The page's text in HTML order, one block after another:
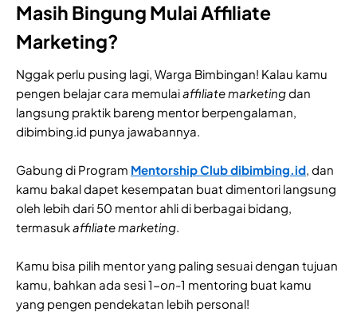
Masih Bingung Mulai Affiliate
Marketing?
Nggak perlu pusing lagi, Warga Bimbingan! Kalau kamu
pengen belajar cara memulaiaffiliate marketingdan
langsung praktik bareng mentor berpengalaman,
dibimbing.id punya jawabannya.
Gabung di Program Mentorship Club dibimbing.id, dan
kamu bakal dapet kesempatan buat dimentori langsung
oleh lebih dari 50 mentor ahli di berbagai bidang,
termasukaffiliate marketing.
Kamu bisa pilih mentor yang paling sesuai dengan tujuan
kamu, bahkan ada sesi 1-on-1 mentoring buat kamu
yang pengen pendekatan lebih personal!